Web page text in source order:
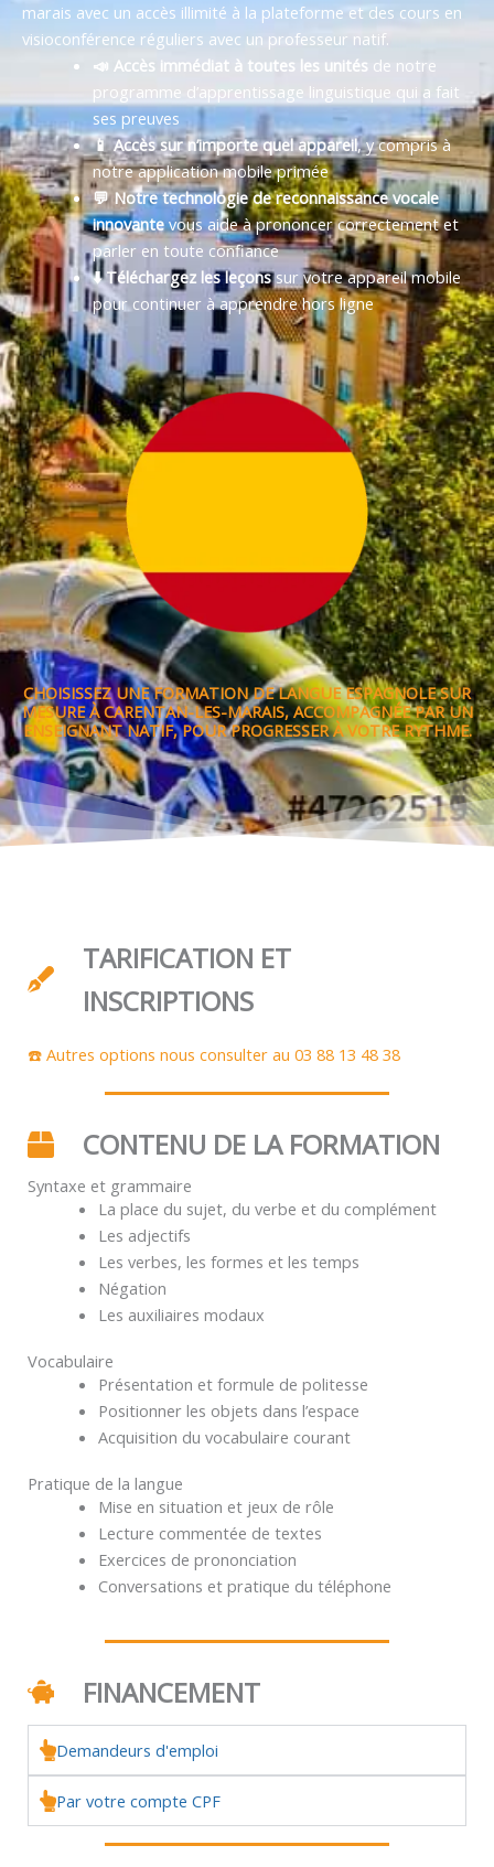
marais avec un accès illimité à la plateforme et des cours en
visioconférence réguliers avec un professeur natif.
📣 Accès immédiat à toutes les unitésde notre
programme d’apprentissage linguistique qui a fait
ses preuves
📱 Accès sur n’importe quel appareil, y compris à
notre application mobile primée
💬 Notre technologie de reconnaissance vocale
innovantevous aide à prononcer correctement et
parler en toute confiance
⬇️ Téléchargez les leçonssur votre appareil mobile
pour continuer à apprendre hors ligne
CHOISISSEZ UNE FORMATION DE LANGUE ESPAGNOLE SUR
MESURE À CARENTAN-LES-MARAIS, ACCOMPAGNÉE PAR UN
ENSEIGNANT NATIF, POUR PROGRESSER À VOTRE RYTHME.
TARIFICATION ET
INSCRIPTIONS
☎️ Autres options nous consulter au 03 88 13 48 38
CONTENU DE LA FORMATION
Syntaxe et grammaire
La place du sujet, du verbe et du complément
Les adjectifs
Les verbes, les formes et les temps
Négation
Les auxiliaires modaux
Vocabulaire
Présentation et formule de politesse
Positionner les objets dans l’espace
Acquisition du vocabulaire courant
Pratique de la langue
Mise en situation et jeux de rôle
Lecture commentée de textes
Exercices de prononciation
Conversations et pratique du téléphone
FINANCEMENT
Demandeurs d'emploi
Par votre compte CPF